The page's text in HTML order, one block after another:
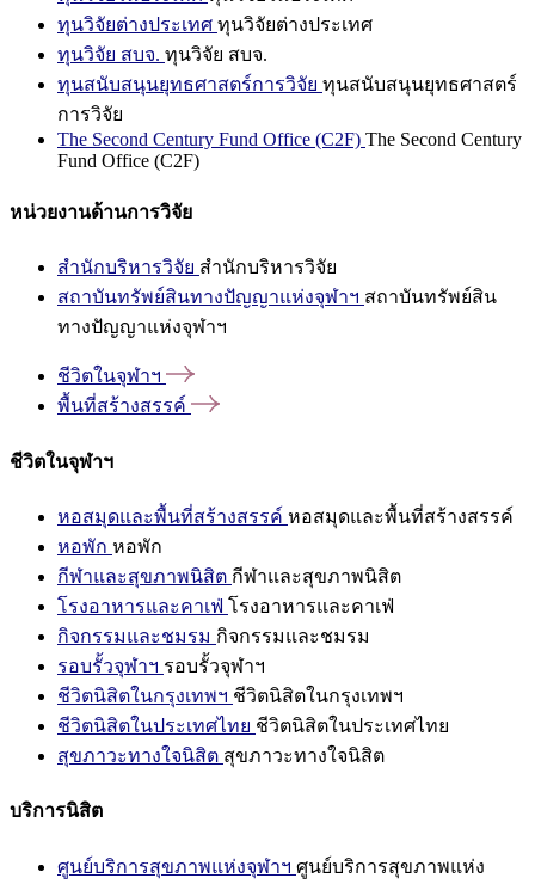
ทุนวิจัยต่างประเทศ ทุนวิจัยต่างประเทศ
ทุนวิจัย สบจ. ทุนวิจัย สบจ.
ทุนสนับสนุนยุทธศาสตร์การวิจัย ทุนสนับสนุนยุทธศาสตร์
การวิจัย
The Second Century Fund Office (C2F) The Second Century
Fund Office (C2F)
หน่วยงานด้านการวิจัย
สำนักบริหารวิจัย สำนักบริหารวิจัย
สถาบันทรัพย์สินทางปัญญาแห่งจุฬาฯ สถาบันทรัพย์สิน
ทางปัญญาแห่งจุฬาฯ
ชีวิตในจุฬาฯ
พื้นที่สร้างสรรค์
ชีวิตในจุฬาฯ
หอสมุดและพื้นที่สร้างสรรค์ หอสมุดและพื้นที่สร้างสรรค์
หอพัก หอพัก
กีฬาและสุขภาพนิสิต กีฬาและสุขภาพนิสิต
โรงอาหารและคาเฟ่ โรงอาหารและคาเฟ่
กิจกรรมและชมรม กิจกรรมและชมรม
รอบรั้วจุฬาฯ รอบรั้วจุฬาฯ
ชีวิตนิสิตในกรุงเทพฯ ชีวิตนิสิตในกรุงเทพฯ
ชีวิตนิสิตในประเทศไทย ชีวิตนิสิตในประเทศไทย
สุขภาวะทางใจนิสิต สุขภาวะทางใจนิสิต
บริการนิสิต
ศูนย์บริการสุขภาพแห่งจุฬาฯ ศูนย์บริการสุขภาพแห่ง